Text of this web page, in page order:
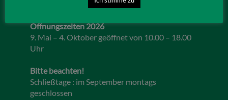
Öffnungszeiten 2026
9. Mai – 4. Oktober geöffnet von 10.00 – 18.00
Uhr
Bitte beachten!
Schließtage : im September montags
geschlossen